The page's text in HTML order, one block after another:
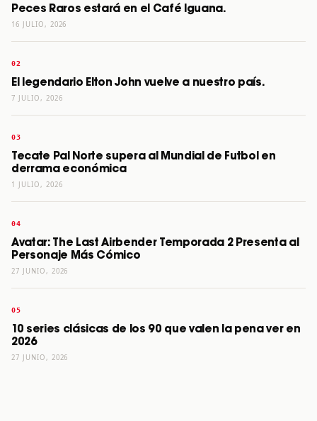
Peces Raros estará en el Café Iguana.
16 JULIO, 2026
El legendario Elton John vuelve a nuestro país.
7 JULIO, 2026
Tecate Pal Norte supera al Mundial de Futbol en
derrama económica
1 JULIO, 2026
Avatar: The Last Airbender Temporada 2 Presenta al
Personaje Más Cómico
27 JUNIO, 2026
10 series clásicas de los 90 que valen la pena ver en
2026
27 JUNIO, 2026